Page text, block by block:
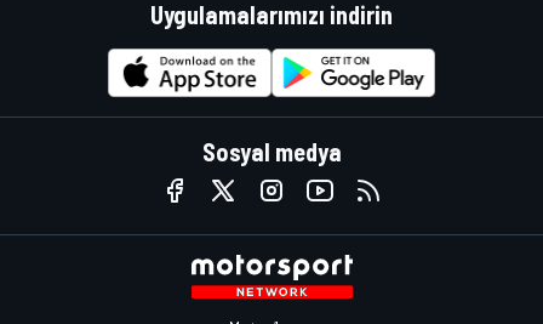
Uygulamalarımızı indirin
Sosyal medya